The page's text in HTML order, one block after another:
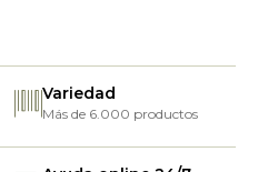
Variedad
Más de 6.000 productos